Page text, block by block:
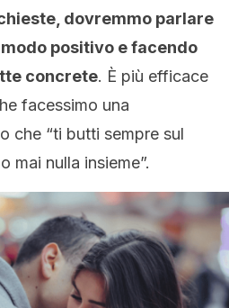
dovremmo parlare
positivo e facendo
concrete. È più efficace
facessimo una
che “ti butti sempre sul
mai nulla insieme”.